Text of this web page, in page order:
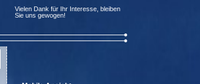
Vielen Dank für Ihr Interesse, bleiben
Sie uns gewogen!